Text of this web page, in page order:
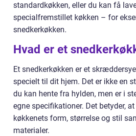
standardkøkken, eller du kan få
specialfremstillet køkken – for
snedkerkøkken.
Hvad er et
Et snedkerkøkken er et
specielt til dit hjem. Det er ikke en
du kan hente fra hylden, men er i
egne specifikationer. Det betyder,
køkkenets form, størrelse og stil
materialer.